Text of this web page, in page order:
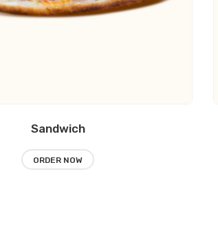
Sandwich
ORDER NOW